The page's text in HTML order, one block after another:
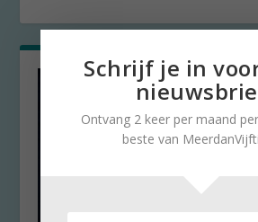
Schrijf je in
Ontvang 2 keer per maand
beste van